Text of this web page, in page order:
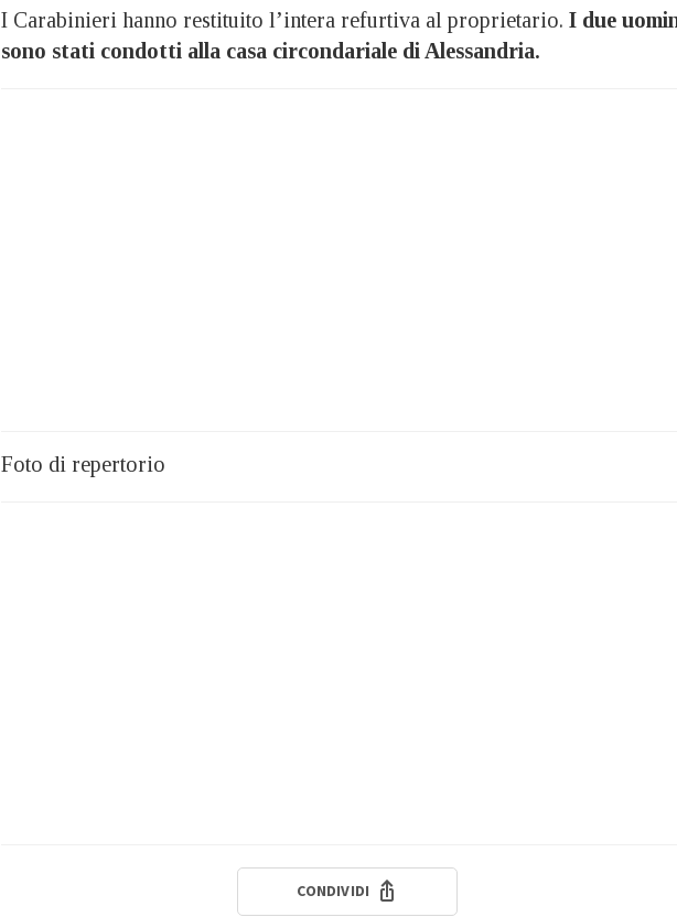
I Carabinieri hanno restituito l’intera refurtiva al proprietario. I due
sono stati condotti alla casa circondariale di Alessandria.
Foto di repertorio
CONDIVIDI